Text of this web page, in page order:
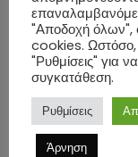
"Αποδοχή όλων",
cookies. Ωστόσο,
"Ρυθμίσεις" για
συγκατάθεση.
Ρυθμίσεις
Άρνηση